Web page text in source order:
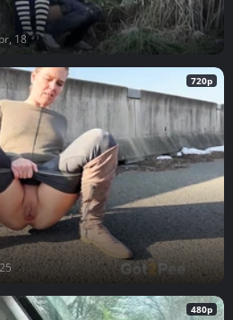
18
720p
480p